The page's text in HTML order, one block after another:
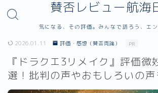
賛否レビュー航海
気になる、その評価。みんなで語ろう、エ
サイトマップ
2026.01.11 評価・感想（賛否両論） PR
『ドラクエ3リメイク』評価微
選！批判の声やおもしろいの声